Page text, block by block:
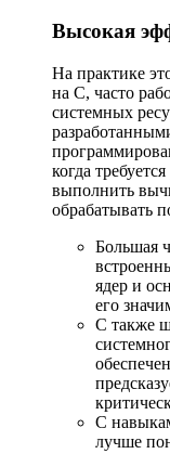
Высокая
На практике
на C, часто
системных
когда
выполнить
обрабатывать
Большая
ядер и
его
C также
С
лучше